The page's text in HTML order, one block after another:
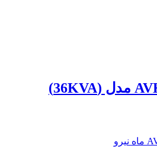
ژنراتور AVK/MN مدل (36KVA)